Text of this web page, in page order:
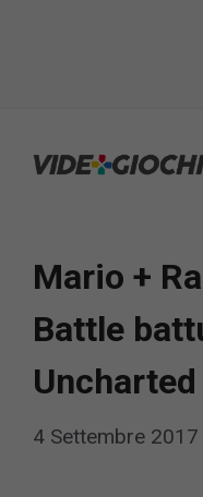
Mario +
Battle
4 Settembre 2017